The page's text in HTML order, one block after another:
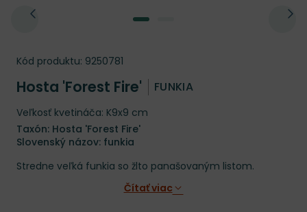
Kód produktu: 9250781
Hosta 'Forest Fire' FUNKIA
Veľkosť kvetináča: K9x9 cm
Taxón: Hosta 'Forest Fire'
Slovenský názov: funkia
Stredne veľká funkia so žlto panašovaným listom.
Čítať viac